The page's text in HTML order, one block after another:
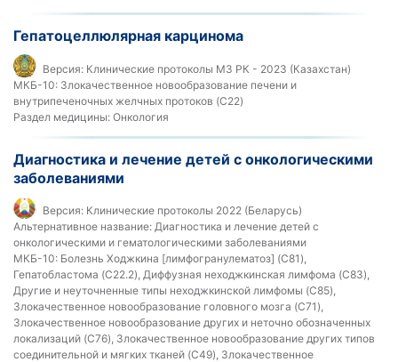
Гепатоцеллюлярная карцинома
Версия: Клинические протоколы МЗ РК - 2023 (Казахстан)
МКБ-10: Злокачественное новообразование печени и
внутрипеченочных желчных протоков (C22)
Раздел медицины: Онкология
Диагностика и лечение детей с онкологическими
заболеваниями
Версия: Клинические протоколы 2022 (Беларусь)
Альтернативное название: Диагностика и лечение детей с
онкологическими и гематологическими заболеваниями
МКБ-10: Болезнь Ходжкина [лимфогранулематоз] (C81),
Гепатобластома (C22.2), Диффузная неходжкинская лимфома (C83),
Другие и неуточненные типы неходжкинской лимфомы (C85),
Злокачественное новообразование головного мозга (C71),
Злокачественное новообразование других и неточно обозначенных
локализаций (C76), Злокачественное новообразование других типов
соединительной и мягких тканей (C49), Злокачественное